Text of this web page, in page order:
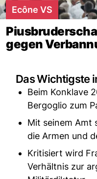
Ecône VS
gegen
Das Wichtigste
Beim Konklave
Bergoglio zum
Mit seinem Amt
die Armen und
Kritisiert wird
Verhältnis zur